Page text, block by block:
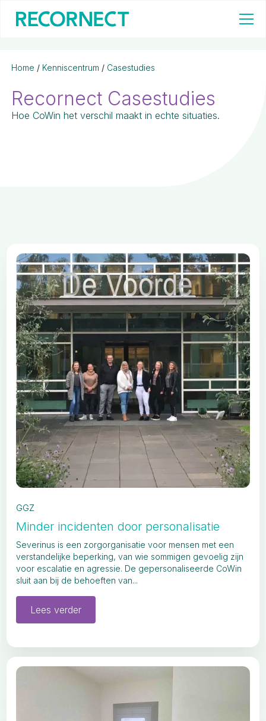
Home / Kenniscentrum / Casestudies
Recornect Casestudies
Hoe CoWin het verschil maakt in echte situaties.
GGZ
Minder incidenten door personalisatie
Severinus is een zorgorganisatie voor mensen met een
verstandelijke beperking, van wie sommigen gevoelig zijn
voor escalatie en agressie. De gepersonaliseerde CoWin
sluit aan bij de behoeften van...
Lees verder